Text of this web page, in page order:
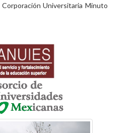
Universitaria Minuto